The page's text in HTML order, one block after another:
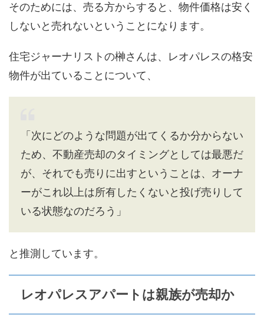
そのためには、売る方からすると、物件価格は安く
しないと売れないということになります。
住宅ジャーナリストの榊さんは、レオパレスの格安
物件が出ていることについて、
「次にどのような問題が出てくるか分からない
ため、不動産売却のタイミングとしては最悪だ
が、それでも売りに出すということは、オーナ
ーがこれ以上は所有したくないと投げ売りして
いる状態なのだろう」
と推測しています。
レオパレスアパートは親族が売却か